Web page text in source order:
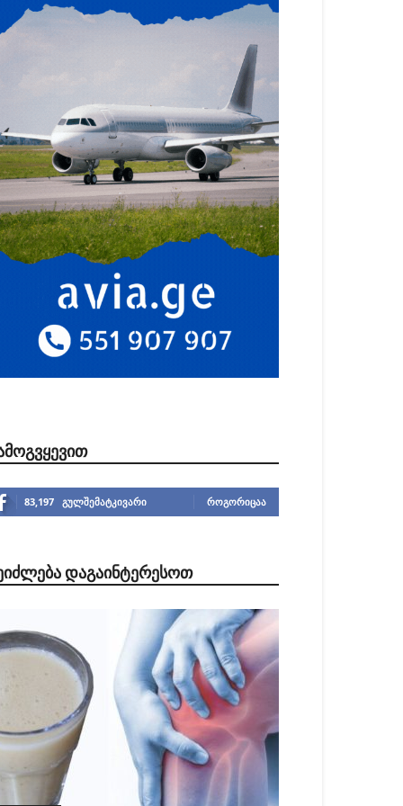
83,197 გულშემატკივარი ᲠᲝᲒᲝᲠᲘᲪᲐᲐ
ᲓᲐᲒᲐᲘᲜᲢᲔᲠᲔᲡᲝᲗ